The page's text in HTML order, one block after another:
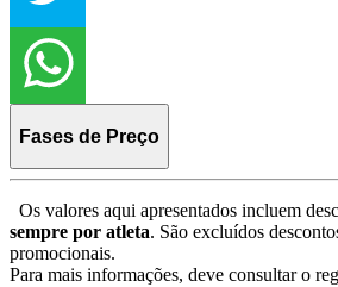
Fases de Preço
Os valores aqui apresentados incluem
sempre por atleta. São excluídos
promocionais.
Para mais informações, deve consultar o